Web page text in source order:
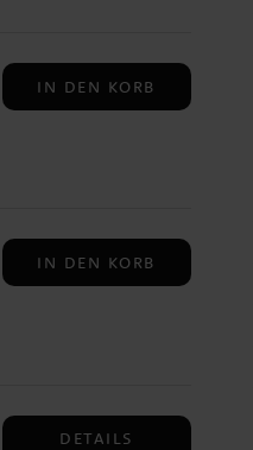
IN DEN KORB
IN DEN KORB
DETAILS